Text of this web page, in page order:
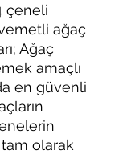
çeneli
ağaç
Ağaç
amaçlı
en güvenli
olarak